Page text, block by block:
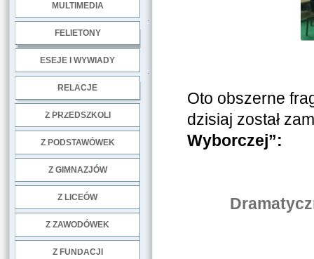
MULTIMEDIA
FELIETONY
ESEJE I WYWIADY
RELACJE
Z PRZEDSZKOLI
Z PODSTAWÓWEK
Z GIMNAZJÓW
Z LICEÓW
Z ZAWODÓWEK
Z FUNDACJI
Oto obszerne
dzisiaj został
Wyborczej”: